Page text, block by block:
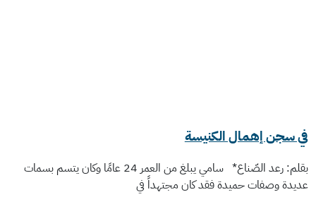
في سجن إهمال الكنيسة
بقلم: رعد الصّناع* سامي يبلغ من العمر 24 عامًا وكان يتسم بسمات
عديدة وصفات حميدة فقد كان مجتهداً في